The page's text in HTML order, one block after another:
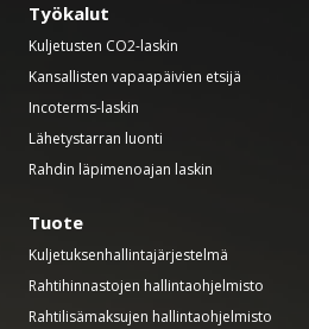
Työkalut
Kuljetusten CO2-laskin
Kansallisten vapaapäivien etsijä
Incoterms-laskin
Lähetystarran luonti
Rahdin läpimenoajan laskin
Tuote
Kuljetuksenhallintajärjestelmä
Rahtihinnastojen hallintaohjelmisto
Rahtilisämaksujen hallintaohjelmisto